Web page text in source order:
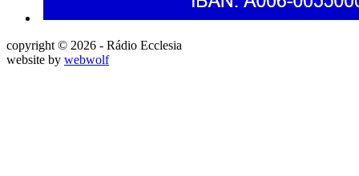
copyright © 2026 - Rádio Ecclesia
website by webwolf